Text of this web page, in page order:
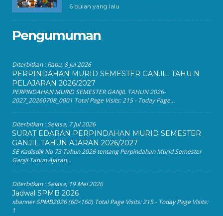
6 bulan yang lalu
Pengumuman
Diterbitkan :Rabu, 8 Jul 2026
PERPINDAHAN MURID SEMESTER GANJIL TAHU N
PELAJARAN 2026/2027
PERPINDAHAN MURID SEMESTER GANJIL TAHUN 2026-
2027_20260708_0001 Total Page Visits: 215 - Today Page...
Diterbitkan :Selasa, 7 Jul 2026
SURAT EDARAN PERPINDAHAN MURID SEMESTER
GANJIL TAHUN AJARAN 2026/2027
SE Kadisdik No 73 Tahun 2026 tentang Perpindahan Murid Semester
Ganjil Tahun Ajaran...
Diterbitkan :Selasa, 19 Mei 2026
Jadwal SPMB 2026
xbanner SPMB2026 (60×160) Total Page Visits: 215 - Today Page Visits:
1